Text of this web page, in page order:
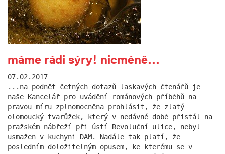
máme rádi sýry! nicméně...
07.02.2017
...na podnět četných dotazů laskavých čtenářů je
naše Kancelář pro uvádění románových příběhů na
pravou míru zplnomocněna prohlásit, že zlatý
olomoucký tvarůžek, který v nedávné době přistál na
pražském nábřeží při ústí Revoluční ulice, nebyl
usmažen v kuchyni DAM. Nadále tak platí, že
posledním doložitelným opusem, ke kterému se v